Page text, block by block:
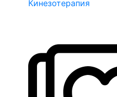
Кинезотерапия